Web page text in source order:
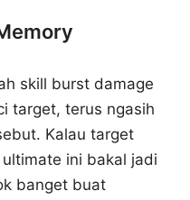
skill burst damage
target, terus ngasih
Kalau target
ini bakal jadi
banget buat